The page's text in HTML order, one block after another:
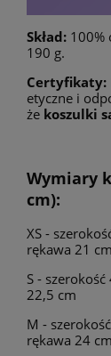
Skład: 100%
190 g.
Certyfikaty:
etyczne i
że koszulki
Wymiary
cm):
XS -
rękawa 21 cm
S -
22,5 cm
M -
rękawa 24 cm